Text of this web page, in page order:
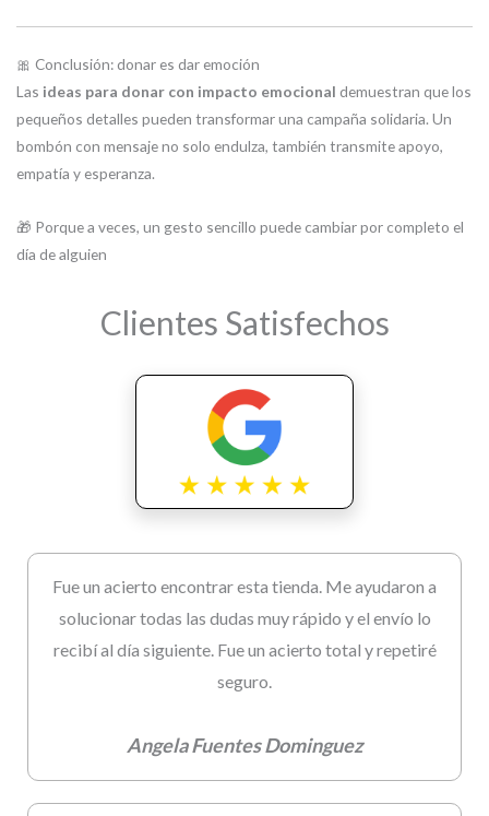
🎀 Conclusión: donar es dar emoción
Las ideas para donar con impacto emocional demuestran que los
pequeños detalles pueden transformar una campaña solidaria. Un
bombón con mensaje no solo endulza, también transmite apoyo,
empatía y esperanza.
🎁 Porque a veces, un gesto sencillo puede cambiar por completo el
día de alguien
Clientes Satisfechos
Fue un acierto encontrar esta tienda. Me ayudaron a
solucionar todas las dudas muy rápido y el envío lo
recibí al día siguiente. Fue un acierto total y repetiré
seguro.
Angela Fuentes Dominguez